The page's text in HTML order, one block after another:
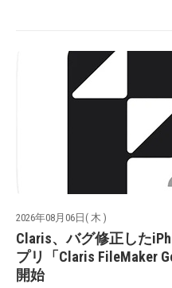
2026年08月06日( 木 )
Claris、バグ修正した
プリ「Claris FileMaker
開始